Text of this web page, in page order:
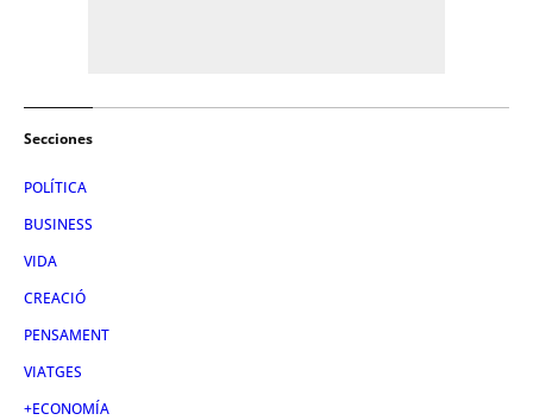
Secciones
POLÍTICA
BUSINESS
VIDA
CREACIÓ
PENSAMENT
VIATGES
+ECONOMÍA